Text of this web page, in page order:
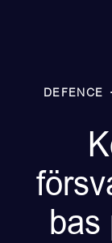
DEFENCE ·
bas